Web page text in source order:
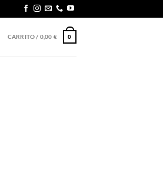
CARRITO / 0,00 € 0